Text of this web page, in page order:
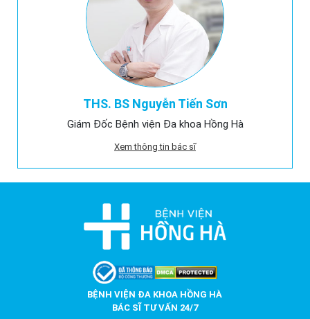
THS. BS Nguyễn Tiến Sơn
Giám Đốc Bệnh viện Đa khoa Hồng Hà
Xem thông tin bác sĩ
BỆNH VIỆN ĐA KHOA HỒNG HÀ
BÁC SĨ TƯ VẤN 24/7